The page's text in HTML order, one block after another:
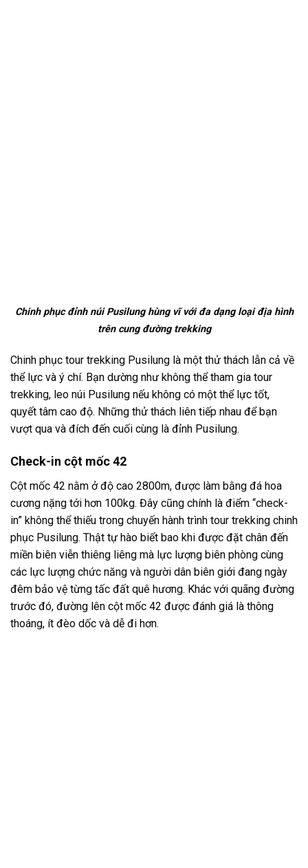
Chinh phục đỉnh núi Pusilung hùng vĩ với đa dạng loại địa hình
trên cung đường trekking
Chinh phục tour trekking Pusilung là một thử thách lẫn cả về
thể lực và ý chí. Bạn dường như không thể tham gia tour
trekking, leo núi Pusilung nếu không có một thể lực tốt,
quyết tâm cao độ. Những thử thách liên tiếp nhau để bạn
vượt qua và đích đến cuối cùng là đỉnh Pusilung.
Check-in cột mốc 42
Cột mốc 42 nằm ở độ cao 2800m, được làm bằng đá hoa
cương nặng tới hơn 100kg. Đây cũng chính là điểm “check-
in” không thể thiếu trong chuyến hành trình tour trekking chinh
phục Pusilung. Thật tự hào biết bao khi được đặt chân đến
miền biên viễn thiêng liêng mà lực lượng biên phòng cùng
các lực lượng chức năng và người dân biên giới đang ngày
đêm bảo vệ từng tấc đất quê hương. Khác với quãng đường
trước đó, đường lên cột mốc 42 được đánh giá là thông
thoáng, ít đèo dốc và dễ đi hơn.